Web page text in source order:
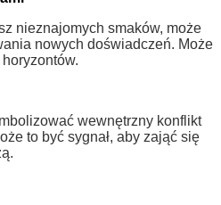
nieznajomych smaków, może
nowych doświadczeń. Może
wewnętrzny konflikt
to być sygnał, aby zająć się